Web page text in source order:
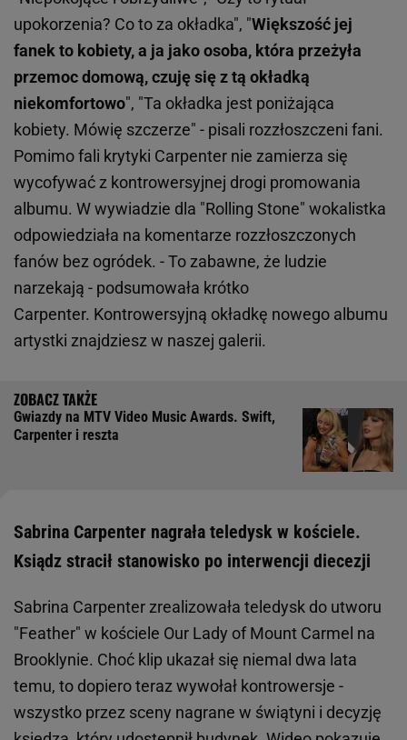
upokorzenia? Co to za okładka", "Większość jej
fanek to kobiety, a ja jako osoba, która przeżyła
przemoc domową, czuję się z tą okładką
niekomfortowo", "Ta okładka jest poniżająca
kobiety. Mówię szczerze" - pisali rozzłoszczeni fani.
Pomimo fali krytyki Carpenter nie zamierza się
wycofywać z kontrowersyjnej drogi promowania
albumu. W wywiadzie dla "Rolling Stone" wokalistka
odpowiedziała na komentarze rozzłoszczonych
fanów bez ogródek. - To zabawne, że ludzie
narzekają - podsumowała krótko
Carpenter. Kontrowersyjną okładkę nowego albumu
artystki znajdziesz w naszej galerii.
Gwiazdy na MTV Video Music Awards. Swift,
Carpenter i reszta
Sabrina Carpenter nagrała teledysk w kościele.
Ksiądz stracił stanowisko po interwencji diecezji
Sabrina Carpenter zrealizowała teledysk do utworu
"Feather" w kościele Our Lady of Mount Carmel na
Brooklynie. Choć klip ukazał się niemal dwa lata
temu, to dopiero teraz wywołał kontrowersje -
wszystko przez sceny nagrane w świątyni i decyzję